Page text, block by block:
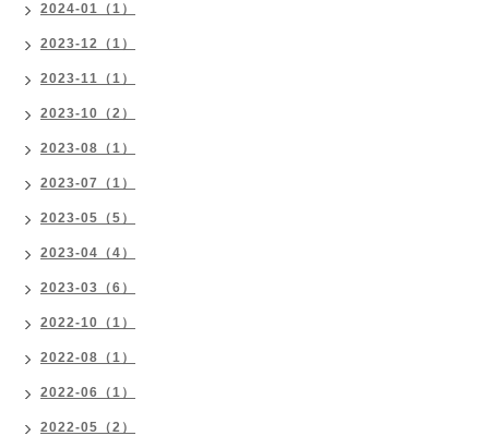
2024-01（1）
2023-12（1）
2023-11（1）
2023-10（2）
2023-08（1）
2023-07（1）
2023-05（5）
2023-04（4）
2023-03（6）
2022-10（1）
2022-08（1）
2022-06（1）
2022-05（2）